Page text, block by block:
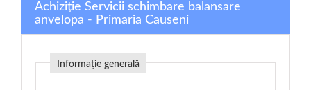
Achiziție Servicii schimbare balansare
anvelopa - Primaria Causeni
Informație generală